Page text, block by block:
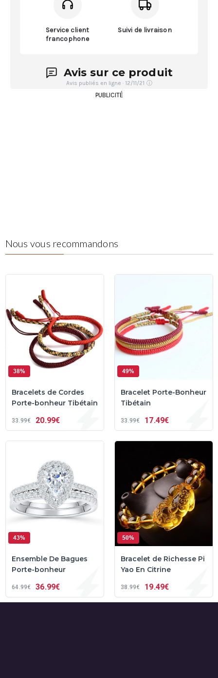
Service client
francophone
Suivi de livraison
Avis sur ce produit
Avis publiés en ligne · 12/11/21 ⓘ
PUBLICITÉ
Nous vous recommandons
38%
Bracelets de Cordes
Porte-bonheur Tibétain
33 99€ 20 99€
49%
Bracelet Porte-Bonheur
Tibétain
33 99€ 17 49€
43%
Ensemble De Bagues
Porte-bonheur
64 99€ 36 99€
50%
Bracelet de Richesse Pi
Yao En Citrine
38 99€ 19 49€